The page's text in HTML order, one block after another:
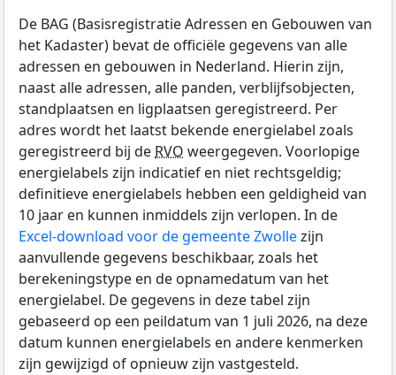
De BAG (Basisregistratie Adressen en Gebouwen van
het Kadaster) bevat de officiële gegevens van alle
adressen en gebouwen in Nederland. Hierin zijn,
naast alle adressen, alle panden, verblijfsobjecten,
standplaatsen en ligplaatsen geregistreerd. Per
adres wordt het laatst bekende energielabel zoals
geregistreerd bij de RVO weergegeven. Voorlopige
energielabels zijn indicatief en niet rechtsgeldig;
definitieve energielabels hebben een geldigheid van
10 jaar en kunnen inmiddels zijn verlopen. In de
Excel-download voor de gemeente Zwollezijn
aanvullende gegevens beschikbaar, zoals het
berekeningstype en de opnamedatum van het
energielabel. De gegevens in deze tabel zijn
gebaseerd op een peildatum van 1 juli 2026, na deze
datum kunnen energielabels en andere kenmerken
zijn gewijzigd of opnieuw zijn vastgesteld.